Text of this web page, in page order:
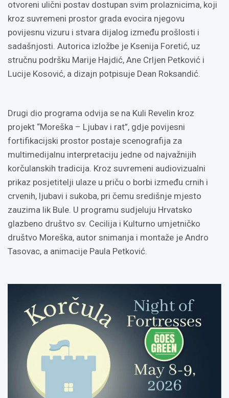
otvoreni ulični postav dostupan svim prolaznicima, koji
kroz suvremeni prostor grada evocira njegovu
povijesnu vizuru i stvara dijalog između prošlosti i
sadašnjosti. Autorica izložbe je Ksenija Foretić, uz
stručnu podršku Marije Hajdić, Ane Crljen Petković i
Lucije Kosović, a dizajn potpisuje Dean Roksandić.
Drugi dio programa odvija se na Kuli Revelin kroz
projekt “Moreška – Ljubav i rat”, gdje povijesni
fortifikacijski prostor postaje scenografija za
multimedijalnu interpretaciju jedne od najvažnijih
korčulanskih tradicija. Kroz suvremeni audiovizualni
prikaz posjetitelji ulaze u priču o borbi između crnih i
crvenih, ljubavi i sukoba, pri čemu središnje mjesto
zauzima lik Bule. U programu sudjeluju Hrvatsko
glazbeno društvo sv. Cecilija i Kulturno umjetničko
društvo Moreška, autor snimanja i montaže je Andro
Tasovac, a animacije Paula Petković.